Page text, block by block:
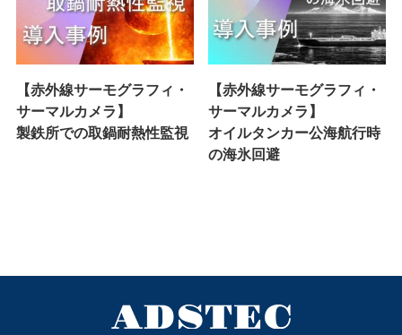
【赤外線サーモグラフィ・
サーマルカメラ】
製鉄所での取鍋耐熱性監視
【赤外線サーモグラフィ・
サーマルカメラ】
オイルタンカー公海航行時
の海氷回避